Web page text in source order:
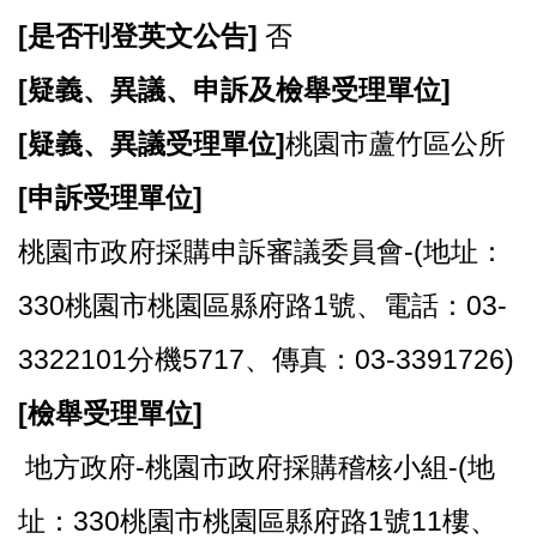
[是否刊登英文公告] 否
[疑義、異議、申訴及檢舉受理單位]
[疑義、異議受理單位]桃園市蘆竹區公所
[申訴受理單位]
桃園市政府採購申訴審議委員會-(地址：
330桃園市桃園區縣府路1號、電話：03-
3322101分機5717、傳真：03-3391726)
[檢舉受理單位]
地方政府-桃園市政府採購稽核小組-(地
址：330桃園市桃園區縣府路1號11樓、